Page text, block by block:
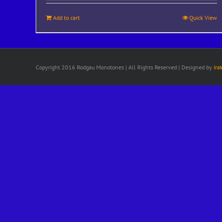
Add to cart Quick View
Copyright 2016 Rodgau Monotones | All Rights Reserved | Designed by